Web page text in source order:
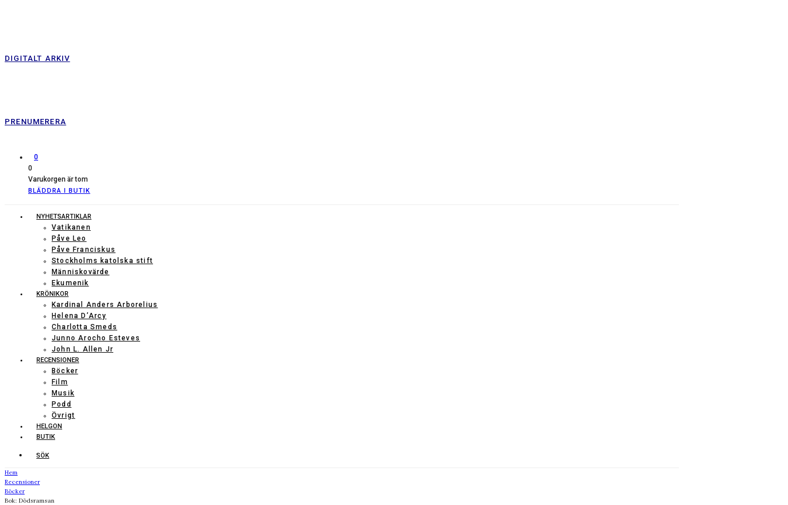
DIGITALT ARKIV
PRENUMERERA
0
0
Varukorgen är tom
BLÄDDRA I BUTIK
NYHETSARTIKLAR
Vatikanen
Påve Leo
Påve Franciskus
Stockholms katolska stift
Människovärde
Ekumenik
KRÖNIKOR
Kardinal Anders Arborelius
Helena D’Arcy
Charlotta Smeds
Junno Arocho Esteves
John L. Allen Jr
RECENSIONER
Böcker
Film
Musik
Podd
Övrigt
HELGON
BUTIK
SÖK
Hem
Recensioner
Böcker
Bok: Dödsramsan